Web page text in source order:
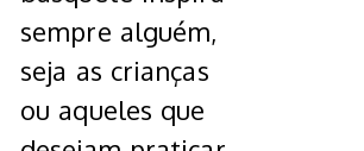
sempre alguém,
seja as crianças
ou aqueles que